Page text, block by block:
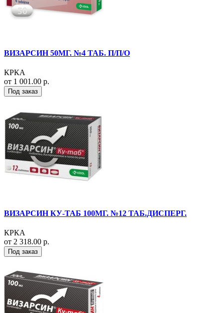
ВИЗАРСИН 50МГ. №4 ТАБ. П/П/О
КРКА
от 1 001.00 р.
Под заказ
ВИЗАРСИН КУ-ТАБ 100МГ. №12 ТАБ.ДИСПЕРГ.
КРКА
от 2 318.00 р.
Под заказ